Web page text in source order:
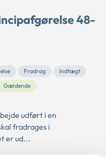
48-
Fradrag
Indtægt
Gældende
udført i en
fradrages i
er ud...